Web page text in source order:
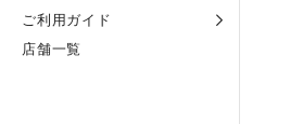
ご利用ガイド
店舗一覧